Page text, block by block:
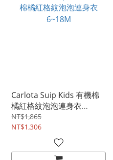
Carlota Suip Kids 有機棉
橘紅格紋泡泡連身衣
6~18M
NT$1,865
NT$1,306